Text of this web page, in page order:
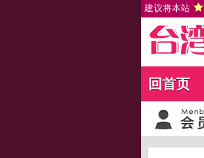
建议将本站
回首页